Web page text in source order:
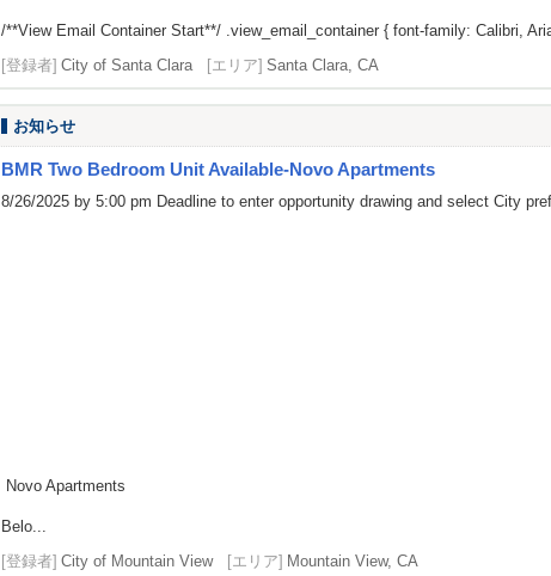
/**View Email Container Start**/ .view_email_container { font-family: Calibri,
[登録者] City of Santa Clara [エリア] Santa Clara, CA
お知らせ
BMR Two Bedroom Unit Available-Novo Apartments
8/26/2025 by 5:00 pm Deadline to enter opportunity drawing and select City
Novo Apartments
Belo...
[登録者] City of Mountain View [エリア] Mountain View, CA